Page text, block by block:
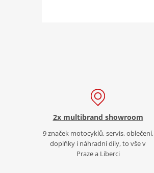
2x multibrand showroom
9 značek motocyklů, servis, oblečení,
doplňky i náhradní díly, to vše v
Praze a Liberci